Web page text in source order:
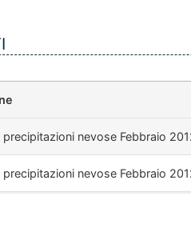
precipitazioni nevose Febbraio
precipitazioni nevose Febbraio